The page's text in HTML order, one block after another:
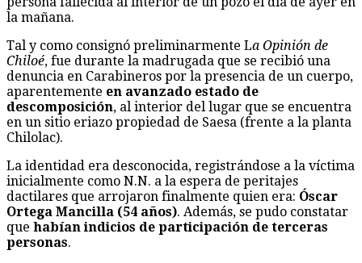
la mañana.
Tal y como consignó preliminarmente La Opinión de
Chiloé, fue durante la madrugada que se recibió una
denuncia en Carabineros por la presencia de un cuerpo,
aparentemente en avanzado estado de
descomposición, al interior del lugar que se encuentra
en un sitio eriazo propiedad de Saesa (frente a la planta
Chilolac).
La identidad era desconocida, registrándose a la víctima
inicialmente como N.N. a la espera de peritajes
dactilares que arrojaron finalmente quien era: Óscar
Ortega Mancilla (54 años). Además, se pudo constatar
que habían indicios de participación de terceras
personas.